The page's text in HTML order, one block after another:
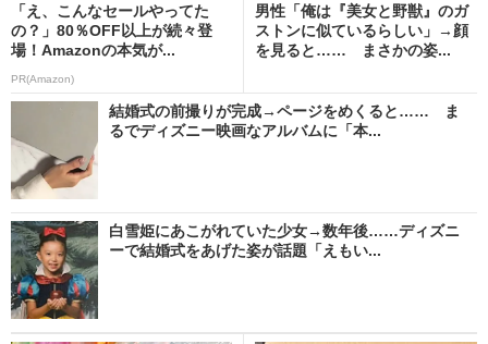
「え、こんなセールやってた
の？」80％OFF以上が続々登
場！Amazonの本気が...
PR(Amazon)
男性「俺は『美女と野獣』のガ
ストンに似ているらしい」→顔
を見ると…… まさかの姿...
結婚式の前撮りが完成→ページをめくると…… ま
るでディズニー映画なアルバムに「本...
白雪姫にあこがれていた少女→数年後……ディズニ
ーで結婚式をあげた姿が話題「えもい...